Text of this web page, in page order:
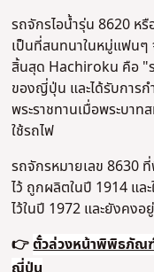
รถจักรไอน้ำรุ่น 8620 ห
เป็นที่สนทนาในหมู่แฟนๆ
สิ้นสุด Hachiroku คือ "
ของญี่ปุ่น และได้รับการก
พระราชทานเมื่อพระบาท
ใช้รถไฟ
รถจักรหมายเลข 8630
ไว้ ถูกผลิตในปี 1914 แล
ไว้ในปี 1972 และยังคง
👉ตั๋วล่วงหน้าพิพิธภัณ